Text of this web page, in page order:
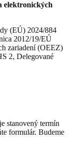
elektronických
(EÚ) 2024/884
2012/19/EÚ
zariadení (OEEZ)
2, Delegované
stanovený termín
formulár. Budeme